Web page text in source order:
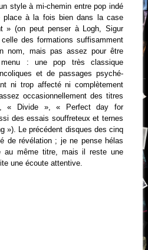
style à mi-chemin entre pop indé
à la fois bien dans la case
» (on peut penser à Logh, Sigur
des formations suffisamment
nom, mais pas assez pour être
: une pop très classique
et de passages psyché-
ni trop affecté ni complètement
occasionnellement des titres
« Divide », « Perfect day for
des essais souffreteux et ternes
»). Le précédent disques des cinq
de révélation ; je ne pense hélas
au même titre, mais il reste une
une écoute attentive.